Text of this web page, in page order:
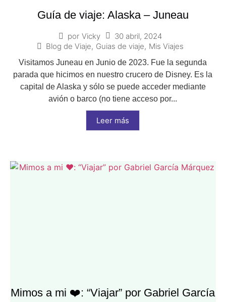
Guía de viaje: Alaska – Juneau
por Vicky
30 abril, 2024
Blog de Viaje, Guias de viaje, Mis Viajes
Visitamos Juneau en Junio de 2023. Fue la segunda
parada que hicimos en nuestro crucero de Disney. Es la
capital de Alaska y sólo se puede acceder mediante
avión o barco (no tiene acceso por...
Leer más
Mimos a mi ❤️: “Viajar” por Gabriel García